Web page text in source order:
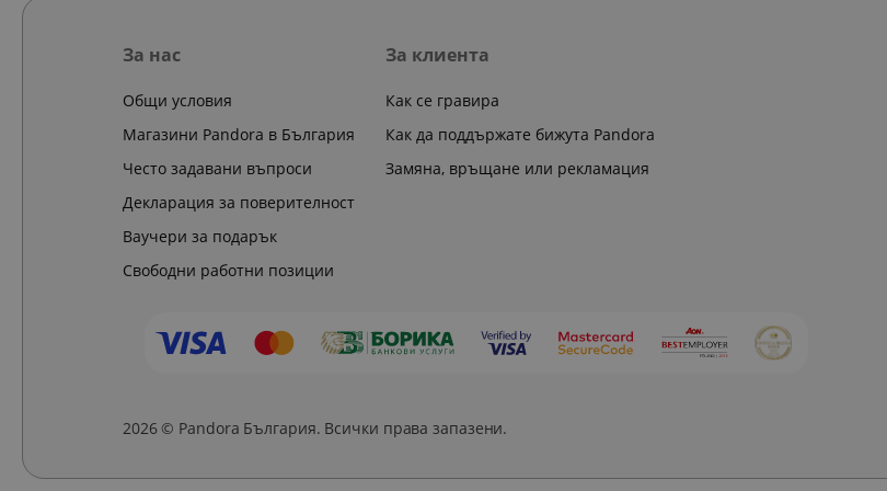
За нас
Общи условия
Магазини Pandora в България
Често задавани въпроси
Декларация за поверителност
Ваучери за подарък
Свободни работни позиции
За клиента
Как се гравира
Как да поддържате бижута Pandora
Замяна, връщане или рекламация
2026 © Pandora България. Всички права запазени.